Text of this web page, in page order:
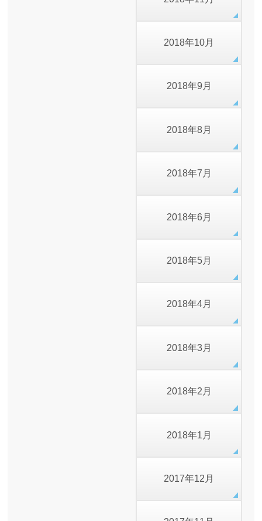
2018年10月
2018年9月
2018年8月
2018年7月
2018年6月
2018年5月
2018年4月
2018年3月
2018年2月
2018年1月
2017年12月